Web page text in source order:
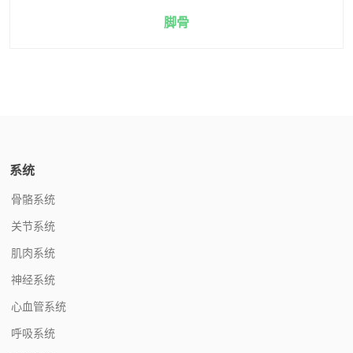
脚骨
系统
骨骼系统
关节系统
肌肉系统
神经系统
心血管系统
呼吸系统